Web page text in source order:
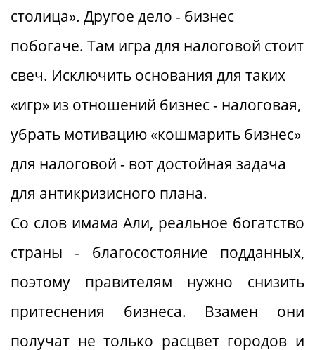
столица». Другое дело - бизнес
побогаче. Там игра для налоговой стоит
свеч. Исключить основания для таких
«игр» из отношений бизнес - налоговая,
убрать мотивацию «кошмарить бизнес»
для налоговой - вот достойная задача
для антикризисного плана.
Со слов имама Али, реальное богатство
страны - благосостояние подданных,
поэтому правителям нужно снизить
притеснения бизнеса. Взамен они
получат не только расцвет городов и